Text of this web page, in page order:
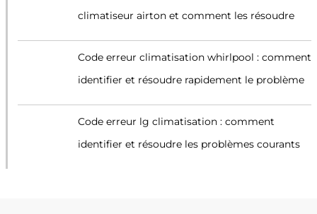
climatiseur airton et comment les résoudre
Code erreur climatisation whirlpool : comment
identifier et résoudre rapidement le problème
Code erreur lg climatisation : comment
identifier et résoudre les problèmes courants